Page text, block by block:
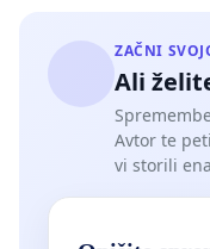
public good as soon
stadium must
common green
for recreation,
ZAČNI
Ali
Avtor te
vi storili